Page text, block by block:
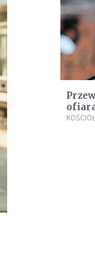
KOŚCIÓŁ